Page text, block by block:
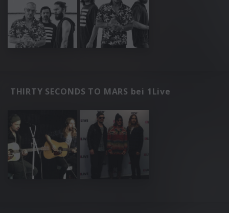
THIRTY SECONDS TO MARS bei 1Live